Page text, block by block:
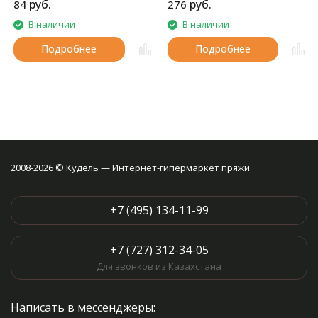
84 руб.
В наличии
Подробнее
276 руб.
В наличии
Подробнее
2008-2026 © Кудель — Интернет-гипермаркет пряжи
+7 (495) 134-11-99
+7 (727) 312-34-05
Для звонков из Казахстана
Написать в мессенджеры: